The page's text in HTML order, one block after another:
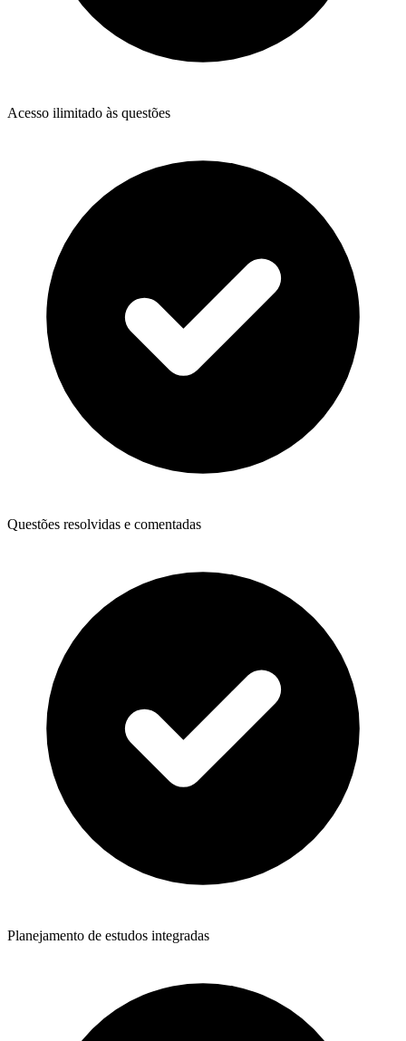
Acesso ilimitado às questões
Questões resolvidas e comentadas
Planejamento de estudos integradas